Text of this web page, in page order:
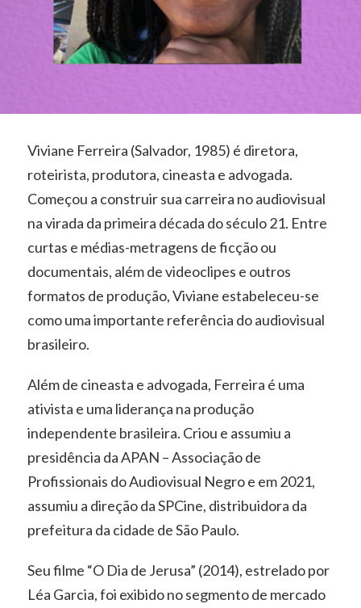
Viviane Ferreira (Salvador, 1985) é diretora,
roteirista, produtora, cineasta e advogada.
Começou a construir sua carreira no audiovisual
na virada da primeira década do século 21. Entre
curtas e médias-metragens de ficção ou
documentais, além de videoclipes e outros
formatos de produção, Viviane estabeleceu-se
como uma importante referência do audiovisual
brasileiro.
Além de cineasta e advogada, Ferreira é uma
ativista e uma liderança na produção
independente brasileira. Criou e assumiu a
presidência da APAN – Associação de
Profissionais do Audiovisual Negro e em 2021,
assumiu a direção da SPCine, distribuidora da
prefeitura da cidade de São Paulo.
Seu filme “O Dia de Jerusa” (2014), estrelado por
Léa Garcia, foi exibido no segmento de mercado